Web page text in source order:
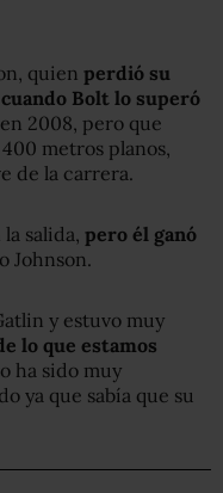
quien perdió su
Bolt lo superó
2008, pero que
metros planos,
de la carrera.
salida, pero él ganó
Johnson.
y estuvo muy
lo que estamos
ha sido muy
ya que sabía que su